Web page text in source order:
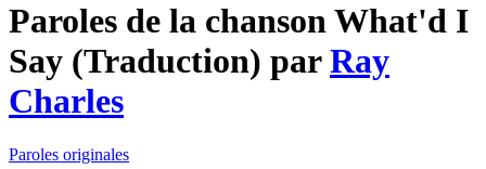
Paroles de la chanson What'd I
Say (Traduction) parRay
Charles
Paroles originales